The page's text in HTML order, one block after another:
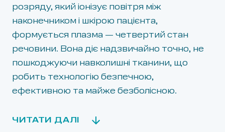
розряду, який іонізує повітря між
наконечником і шкірою пацієнта,
формується плазма — четвертий стан
речовини. Вона діє надзвичайно точно, не
пошкоджуючи навколишні тканини, що
робить технологію безпечною,
ефективною та майже безболісною.
ЧИТАТИ ДАЛІ